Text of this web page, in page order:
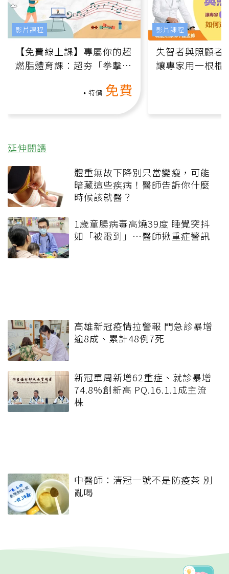
【免費線上課】專屬你的超
燃脂體育課：超夯「拳擊有
特價 免費
影片課程
失智者與照顧者
讓專家用一根棍
影片課程
延伸閱讀
體重無故下降別只當變瘦，可能
暗藏這些疾病！醫師告訴你什麼
時候該就醫？
1歲童腸病毒高燒39度 睡覺突抖
如「被電到」…醫師揪重症警訊
高雄新冠疫情拉警報 門急診暴增
逾8成、累計48例7死
新冠單周新增62重症、就診暴增
74.8%創新高 PQ.16.1.1成主流
株
中醫師：清冠一號不是防疫茶 別
亂喝